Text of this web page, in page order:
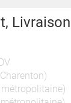
Livraison